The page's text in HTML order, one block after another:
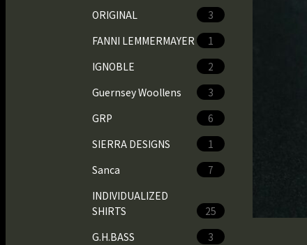
ORIGINAL
3
FANNI LEMMERMAYER
1
IGNOBLE
2
Guernsey Woollens
3
GRP
6
SIERRA DESIGNS
1
Sanca
7
INDIVIDUALIZED
SHIRTS
25
G.H.BASS
3